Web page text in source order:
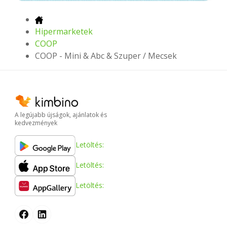
Hipermarketek
COOP
COOP - Mini & Abc & Szuper / Mecsek
A legújabb újságok, ajánlatok és
kedvezmények
Letöltés:
Letöltés:
Letöltés: